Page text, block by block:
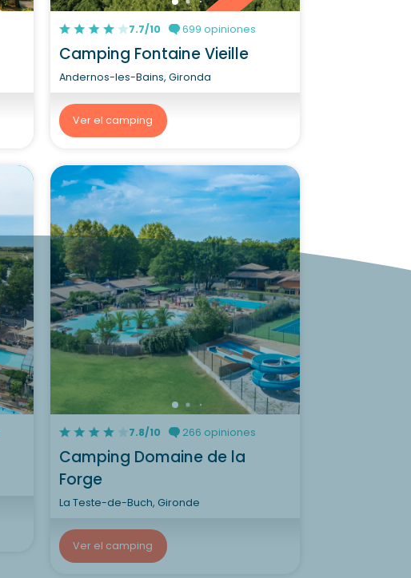
7.7/10 699 opiniones
Camping Fontaine Vieille
Andernos-les-Bains, Gironda
Ver el camping
7.8/10 266 opiniones
Camping Domaine de la
Forge
La Teste-de-Buch, Gironde
Ver el camping